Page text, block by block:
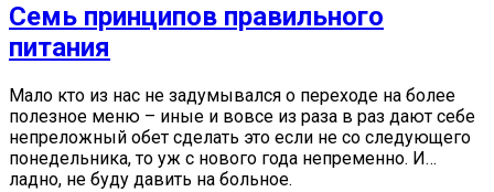
Семь принципов правильного
питания
Мало кто из нас не задумывался о переходе на более
полезное меню – иные и вовсе из раза в раз дают себе
непреложный обет сделать это если не со следующего
понедельника, то уж с нового года непременно. И…
ладно, не буду давить на больное.